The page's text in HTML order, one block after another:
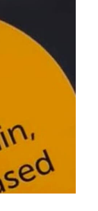
ムーブメン
つけよう